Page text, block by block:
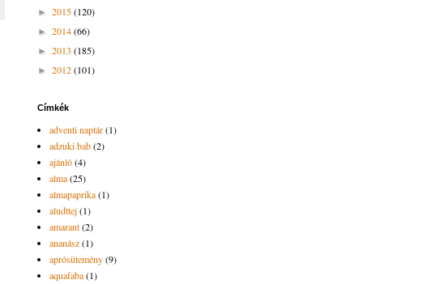
► 2015(120)
► 2014(66)
► 2013 (185)
► 2012(101)
Címkék
adventi naptár(1)
adzuki bab(2)
ajánló(4)
alma(25)
almapaprika(1)
aludttej(1)
amarant(2)
ananász(1)
aprósütemény(9)
aquafaba(1)